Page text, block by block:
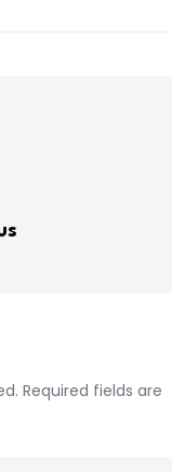
Required fields are